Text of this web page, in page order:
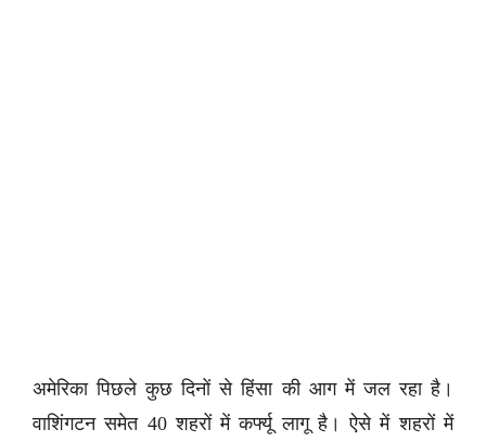
अमेरिका पिछले कुछ दिनों से हिंसा की आग में जल रहा है।
वाशिंगटन समेत 40 शहरों में कर्फ्यू लागू है। ऐसे में शहरों में